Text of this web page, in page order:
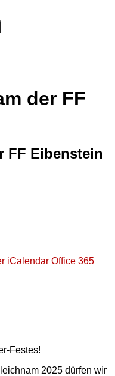
der FF
FF Eibenstein
iCalendar Office 365
Festes!
2025 dürfen wir